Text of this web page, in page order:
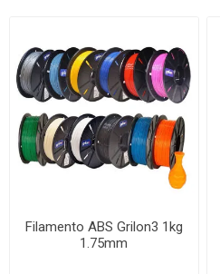
Filamento ABS Grilon3 1kg
1.75mm